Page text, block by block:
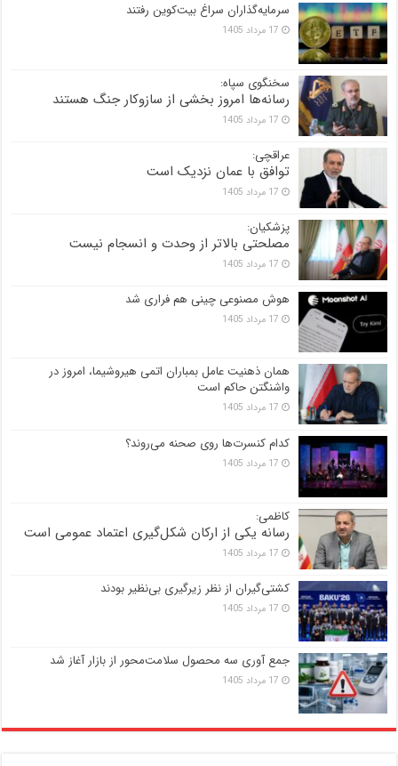
سرمایه‌گذاران سراغ بیت‌کوین رفتند
17 مرداد 1405
سخنگوی سپاه:
رسانه‌ها امروز بخشی از سازوکار جنگ هستند
17 مرداد 1405
عراقچی:
توافق با عمان نزدیک است
17 مرداد 1405
پزشکیان:
مصلحتی بالاتر از وحدت و انسجام نیست
17 مرداد 1405
هوش مصنوعی چینی هم فراری شد
17 مرداد 1405
همان ذهنیت عامل بمباران اتمی هیروشیما، امروز در
واشنگتن حاکم است
17 مرداد 1405
کدام کنسرت‌ها روی صحنه می‌روند؟
17 مرداد 1405
کاظمی:
رسانه یکی از ارکان شکل‌گیری اعتماد عمومی است
17 مرداد 1405
کشتی‌گیران از نظر زیرگیری بی‌نظیر بودند
17 مرداد 1405
جمع آوری سه محصول سلامت‌محور از بازار آغاز شد
17 مرداد 1405